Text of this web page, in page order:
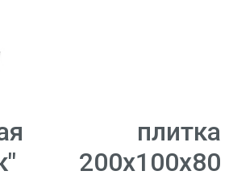
плитка
200х100х80